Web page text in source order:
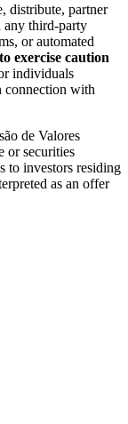
distribute, partner
any third-party
or automated
exercise caution
individuals
connection with
de Valores
or securities
to investors residing
as an offer